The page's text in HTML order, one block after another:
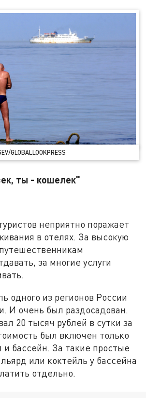
GLOBALLOOKPRESS
ты - кошелек"
неприятно поражает
в отелях. За высокую
за многие услуги
одного из регионов России
И очень был раздосадован.
20 тысяч рублей в сутки за
был включен только
бассейн. За такие простые
или коктейль у бассейна
отдельно.